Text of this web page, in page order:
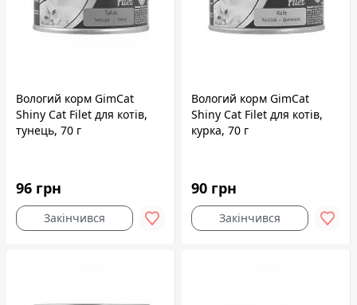
Вологий корм GimCat
Shiny Cat Filet для котів,
тунець, 70 г
96 грн
Закінчився
Вологий корм GimCat
Shiny Cat Filet для котів,
курка, 70 г
90 грн
Закінчився